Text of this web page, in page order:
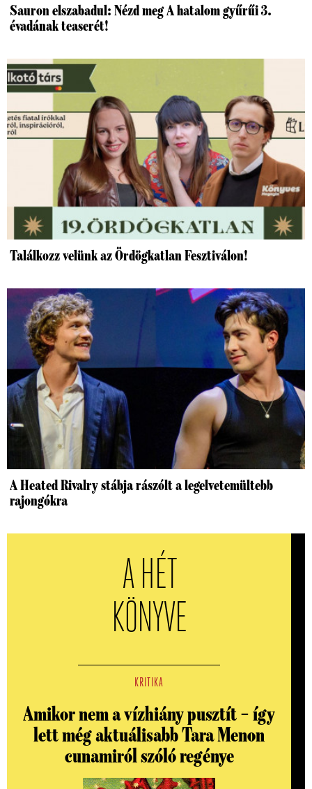
Sauron elszabadul: Nézd meg A hatalom gyűrűi 3.
évadának teaserét!
Találkozz velünk az Ördögkatlan Fesztiválon!
A Heated Rivalry stábja rászólt a legelvetemültebb
rajongókra
A HÉT
KÖNYVE
KRITIKA
Amikor nem a vízhiány pusztít – így
lett még aktuálisabb Tara Menon
cunamiról szóló regénye